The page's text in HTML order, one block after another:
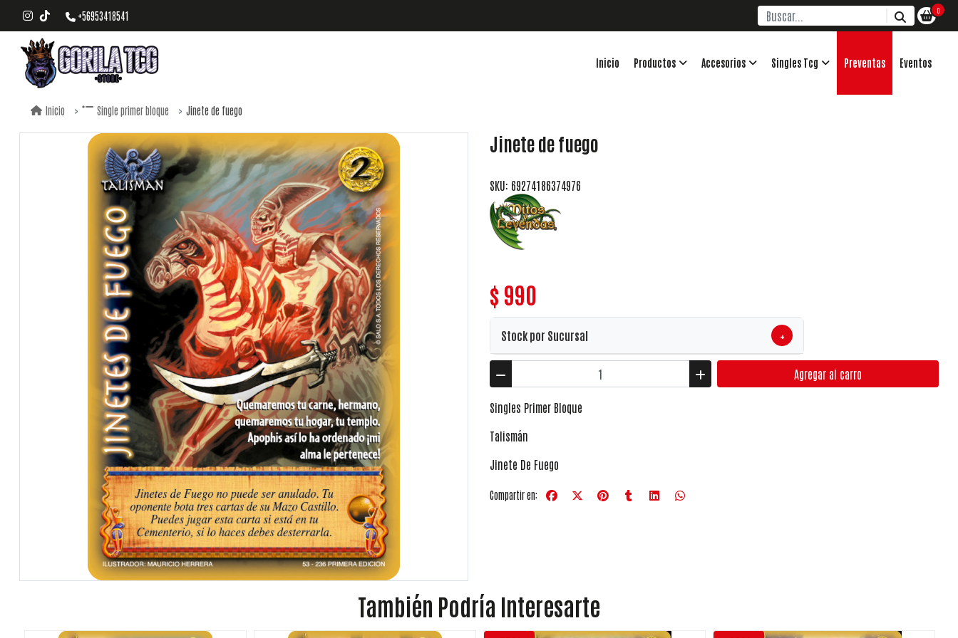
+56953418541 0
Inicio Productos Accesorios Singles Tcg Preventas Eventos
Inicio Single primer bloque Jinete de fuego
Jinete de fuego
SKU: 69274186374976
$ 990
Stock por Sucursal +
Agregar al carro
Singles Primer Bloque
Talismán
Jinete De Fuego
Compartir en:
También Podría Interesarte